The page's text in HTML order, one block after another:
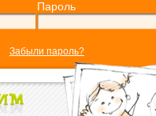
Пароль
Забыли пароль?